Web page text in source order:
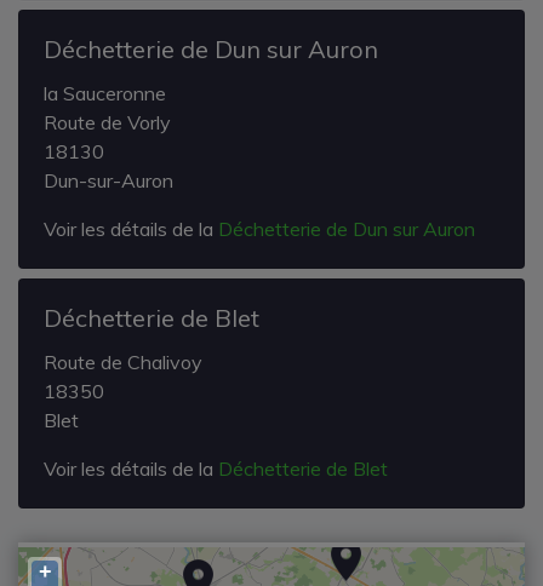
+
Déchetterie de Dun sur Auron
la Sauceronne
Route de Vorly
18130
Dun-sur-Auron
Voir les détails de la Déchetterie de Dun sur Auron
Déchetterie de Blet
Route de Chalivoy
18350
Blet
Voir les détails de la Déchetterie de Blet